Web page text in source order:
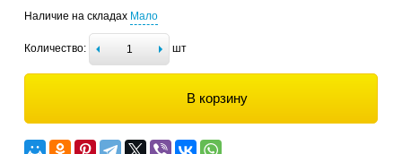
Наличие на складах Мало
Количество: шт
В корзину